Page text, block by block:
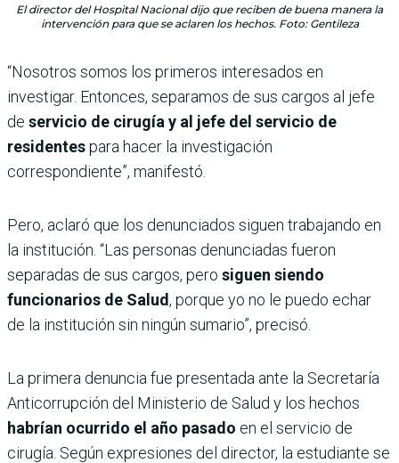
El director del Hospital Nacional dijo que reciben de buena manera la
intervención para que se aclaren los hechos. Foto: Gentileza
“Nosotros somos los primeros interesados en
investigar. Entonces, separamos de sus cargos al jefe
de servicio de cirugía y al jefe del servicio de
residentespara hacer la investigación
correspondiente”, manifestó.
Pero, aclaró que los denunciados siguen trabajando en
la institución. “Las personas denunciadas fueron
separadas de sus cargos, pero siguen siendo
funcionarios de Salud, porque yo no le puedo echar
de la institución sin ningún sumario”, precisó.
La primera denuncia fue presentada ante la Secretaría
Anticorrupción del Ministerio de Salud y los hechos
habrían ocurrido el año pasado en el servicio de
cirugía. Según expresiones del director, la estudiante se